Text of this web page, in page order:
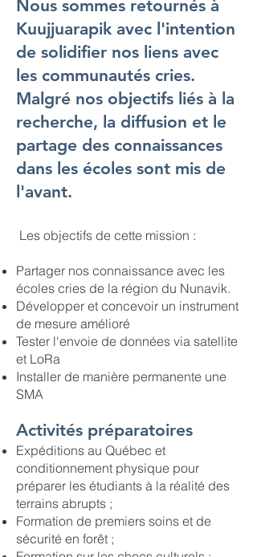
Nous sommes retournés à
Kuujjuarapik avec l'intention
de solidifier nos liens avec
les communautés cries.
Malgré nos objectifs liés à la
recherche, la diffusion et le
partage des connaissances
dans les écoles sont mis de
l'avant.
Les objectifs de cette mission :
Partager nos connaissance avec les
écoles cries de la région du Nunavik.
Développer et concevoir un instrument
de mesure amélioré
Tester l'envoie de données via satellite
et LoRa
Installer de manière permanente une
SMA
Activités préparatoires
Expéditions au Québec et
conditionnement physique pour
préparer les étudiants à la réalité des
terrains abrupts ;
Formation de premiers soins et de
sécurité en forêt ;